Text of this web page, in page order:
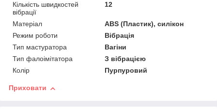
Кількість швидкостей
вібрації
12
Матеріал
ABS (Пластик), силікон
Режим роботи
Вібрація
Тип мастуратора
Вагіни
Тип фалоімітатора
З вібрацією
Колір
Пурпуровий
Приховати